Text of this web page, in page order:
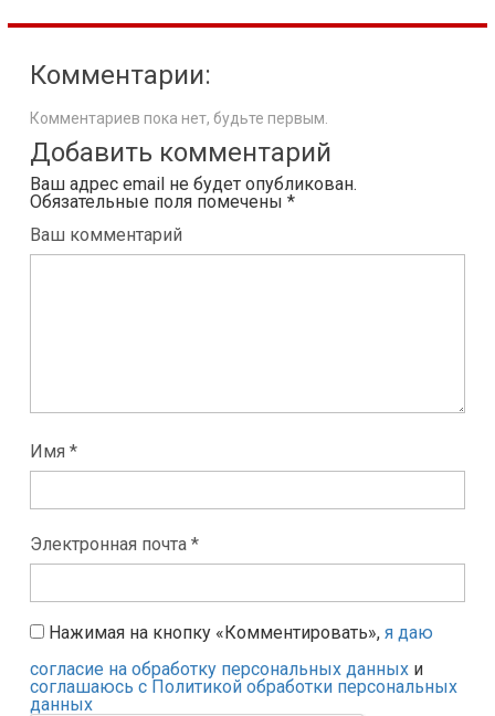
Комментарии:
Комментариев пока нет, будьте первым.
Добавить комментарий
Ваш адрес email не будет опубликован.
Обязательные поля помечены *
Ваш комментарий
Имя *
Электронная почта *
Нажимая на кнопку «Комментировать», я даю
согласие на обработку персональных данных и
соглашаюсь с Политикой обработки персональных
данных